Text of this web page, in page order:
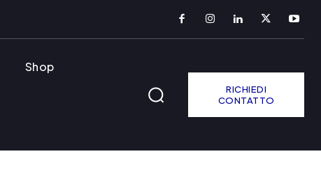
Shop
RICHIEDI
CONTATTO